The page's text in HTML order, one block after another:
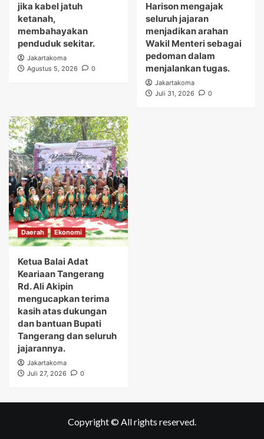
jika kabel jatuh
ketanah,
membahayakan
penduduk sekitar.
Jakartakoma
Agustus 5, 2026
0
Harison mengajak
seluruh jajaran
menjadikan arahan
Wakil Menteri sebagai
pedoman dalam
menjalankan tugas.
Jakartakoma
Juli 31, 2026
0
Daerah Ekonomi
Ketua Balai Adat
Keariaan Tangerang
Rd. Ali Akipin
mengucapkan terima
kasih atas dukungan
dan bantuan Bupati
Tangerang dan seluruh
jajarannya.
Jakartakoma
Juli 27, 2026
0
Copyright © All rights reserved.